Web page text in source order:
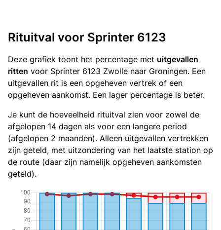
Rituitval voor Sprinter 6123
Deze grafiek toont het percentage met uitgevallen
ritten voor Sprinter 6123 Zwolle naar Groningen. Een
uitgevallen rit is een opgeheven vertrek of een
opgeheven aankomst. Een lager percentage is beter.
Je kunt de hoeveelheid rituitval zien voor zowel de
afgelopen 14 dagen als voor een langere period
(afgelopen 2 maanden). Alleen uitgevallen vertrekken
zijn geteld, met uitzondering van het laatste station op
de route (daar zijn namelijk opgeheven aankomsten
geteld).